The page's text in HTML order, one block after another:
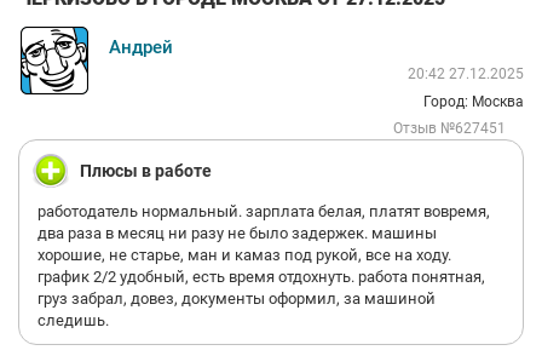
Андрей
20:42 27.12.2025
Город: Москва
Отзыв №627451
Плюсы в работе
работодатель нормальный. зарплата белая, платят вовремя,
два раза в месяц ни разу не было задержек. машины
хорошие, не старье, ман и камаз под рукой, все на ходу.
график 2/2 удобный, есть время отдохнуть. работа понятная,
груз забрал, довез, документы оформил, за машиной
следишь.